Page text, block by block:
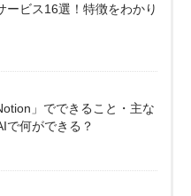
ービス16選！特徴をわかり
」でできること・主な
で何ができる？